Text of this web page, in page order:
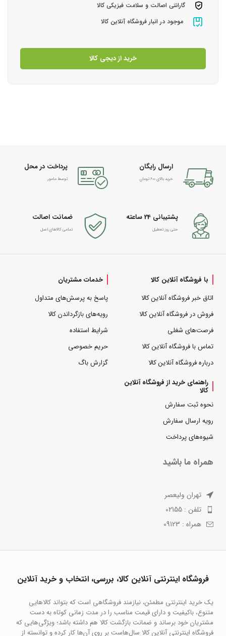
گارانتی اصالت و سلامت فیزیکی کالا
موجود در انبار فروشگاه آنلاین کالا
خرید از دیجی کالا
ارسال رایگان
خرید بالای 600 تومان
پرداخت در محل
توسط مامور
پشتیبانی 24 ساعته
حتی روز تعطیل
ضمانت اصالت
تمامی کالاهای اصل
با فروشگاه آنلاین کالا
اتاق خبر فروشگاه آنلاین کالا
فروش در فروشگاه آنلاین کالا
فرصت‌های شغلی
تماس با فروشگاه آنلاین کالا
درباره فروشگاه آنلاین کالا
خدمات مشتریان
پاسخ به پرسش‌های متداول
رویه‌های بازگرداندن کالا
شرایط استفاده
حریم خصوصی
گزارش باگ
راهنمای خرید از فروشگاه آنلاین
کالا
نحوه ثبت سفارش
رویه ارسال سفارش
شیوه‌های پرداخت
همراه ما باشید
تهران ولیعصر
تلفن : 02155
همراه : 09123
فروشگاه اینترنتی آنلاین کالا، بررسی، انتخاب و خرید آنلاین
یک خرید اینترنتی مطمئن، نیازمند فروشگاهی است که بتواند کالاهایی
متنوع، باکیفیت و دارای قیمت مناسب را در مدت زمانی کوتاه به دست
مشتریان خود برساند و ضمانت بازگشت کالا هم داشته باشد؛ ویژگی‌هایی که
فروشگاه اینترنتی آنلاین کالا سال‌هاست بر روی آن‌ها کار کرده و توانسته از